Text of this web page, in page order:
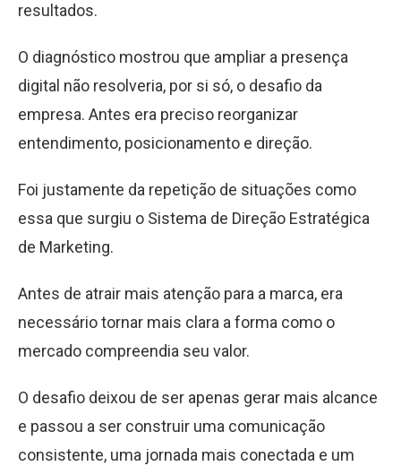
resultados.
O diagnóstico mostrou que ampliar a presença
digital não resolveria, por si só, o desafio da
empresa. Antes era preciso reorganizar
entendimento, posicionamento e direção.
Foi justamente da repetição de situações como
essa que surgiu o Sistema de Direção Estratégica
de Marketing.
Antes de atrair mais atenção para a marca, era
necessário tornar mais clara a forma como o
mercado compreendia seu valor.
O desafio deixou de ser apenas gerar mais alcance
e passou a ser construir uma comunicação
consistente, uma jornada mais conectada e um